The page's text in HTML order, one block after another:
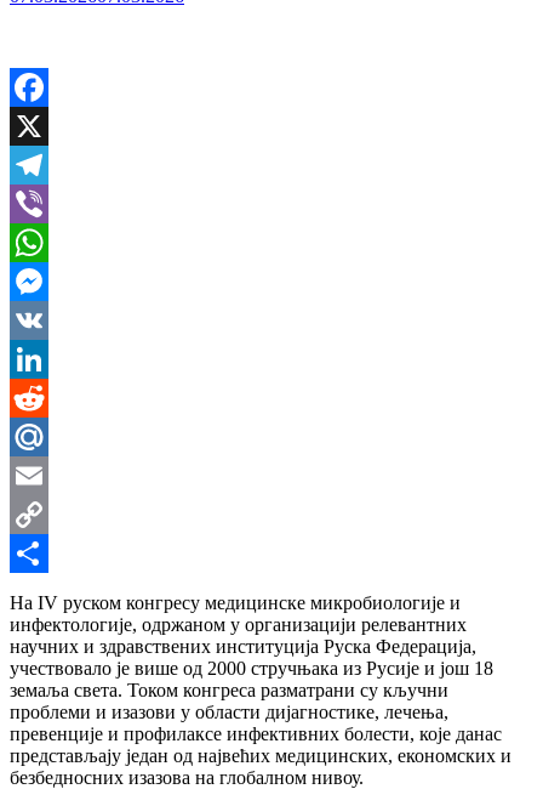
Facebook
X
Telegram
Viber
WhatsApp
Messenger
VK
LinkedIn
Reddit
Mail.Ru
Email
Copy
Link
Share
На IV руском конгресу медицинске микробиологије и
инфектологије, одржаном у организацији релевантних
научних и здравствених институција Руска Федерација,
учествовало је више од 2000 стручњака из Русије и још 18
земаља света. Током конгреса разматрани су кључни
проблеми и изазови у области дијагностике, лечења,
превенције и профилаксе инфективних болести, које данас
представљају један од највећих медицинских, економских и
безбедносних изазова на глобалном нивоу.